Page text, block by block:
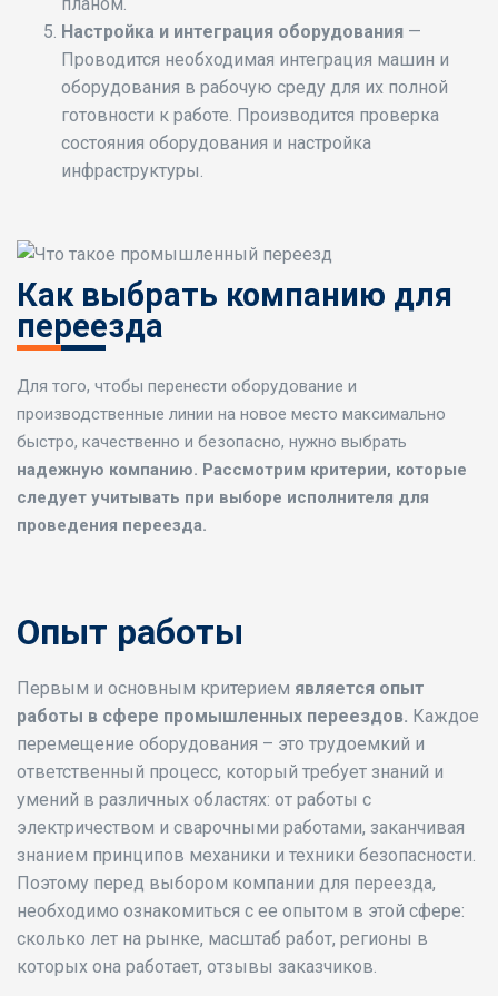
Настройка и интеграция оборудования —
Проводится необходимая интеграция машин и
оборудования в рабочую среду для их полной
готовности к работе. Производится проверка
состояния оборудования и настройка
инфраструктуры.
Как выбрать компанию для
переезда
Для того, чтобы перенести оборудование и
производственные линии на новое место максимально
быстро, качественно и безопасно, нужно выбрать
надежную компанию. Рассмотрим критерии, которые
следует учитывать при выборе исполнителя для
проведения переезда.
Опыт работы
Первым и основным критерием является опыт
работы в сфере промышленных переездов. Каждое
перемещение оборудования – это трудоемкий и
ответственный процесс, который требует знаний и
умений в различных областях: от работы с
электричеством и сварочными работами, заканчивая
знанием принципов механики и техники безопасности.
Поэтому перед выбором компании для переезда,
необходимо ознакомиться с ее опытом в этой сфере:
сколько лет на рынке, масштаб работ, регионы в
которых она работает, отзывы заказчиков.